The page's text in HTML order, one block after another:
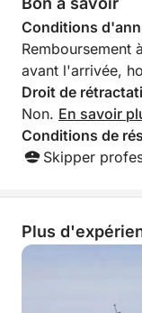
Conditions
Remboursement
avant l'arrivée,
Droit de
Non. En savoir
Conditions de
Skipper
Plus